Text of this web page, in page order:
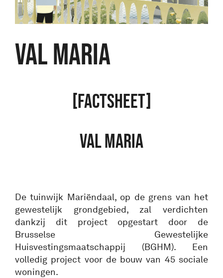
VAL MARIA
[FACTSHEET]
VAL MARIA
De tuinwijk Mariëndaal, op de grens van het
gewestelijk grondgebied, zal verdichten
dankzij dit project opgestart door de
Brusselse Gewestelijke
Huisvestingsmaatschappij (BGHM). Een
volledig project voor de bouw van 45 sociale
woningen.